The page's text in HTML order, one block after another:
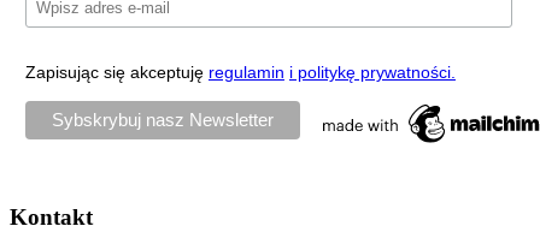
Zapisując się akceptuję regulamin i politykę prywatności.
Kontakt